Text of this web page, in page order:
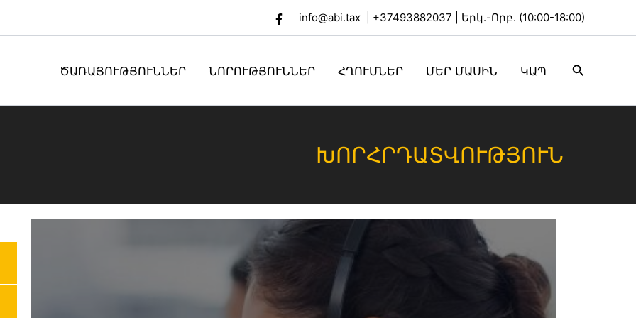
info@abi.tax +37493882037 | Երկ.-Որբ. (10:00-18:00)
ԾԱՌԱՅՈՒԹՅՈՒՆՆԵՐ ՆՈՐՈՒԹՅՈՒՆՆԵՐ ՀՂՈՒՄՆԵՐ ՄԵՐ ՄԱՍԻՆ ԿԱՊ Search
ԽՈՐՀՐԴԱՏՎՈՒԹՅՈՒՆ